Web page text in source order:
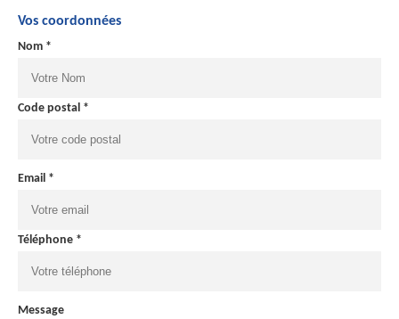
Vos coordonnées
Nom *
Code postal *
Email *
Téléphone *
Message